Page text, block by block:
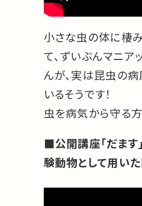
小さな虫の体に棲
て、ずいぶんマニア
んが、実は昆虫の
いるそうです！
虫を病気から守る
■公開講座「だま
験動物として用い